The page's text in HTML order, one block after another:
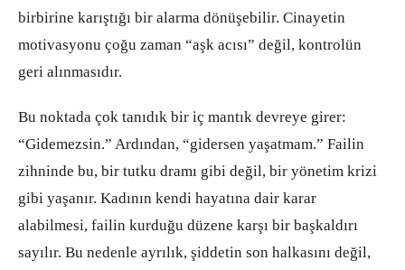
birbirine karıştığı bir alarma dönüşebilir. Cinayetin
motivasyonu çoğu zaman “aşk acısı” değil, kontrolün
geri alınmasıdır.
Bu noktada çok tanıdık bir iç mantık devreye girer:
“Gidemezsin.” Ardından, “gidersen yaşatmam.” Failin
zihninde bu, bir tutku dramı gibi değil, bir yönetim krizi
gibi yaşanır. Kadının kendi hayatına dair karar
alabilmesi, failin kurduğu düzene karşı bir başkaldırı
sayılır. Bu nedenle ayrılık, şiddetin son halkasını değil,